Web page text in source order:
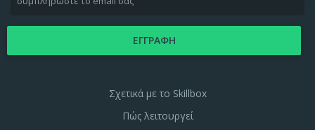
Σχετικά με το Skillbox
Πώς λειτουργεί